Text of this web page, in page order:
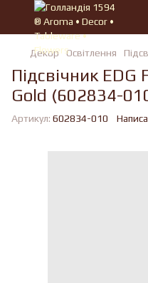
Декор Освітлення
Підсвічник EDG
Gold (602834-
Артикул: 602834-010